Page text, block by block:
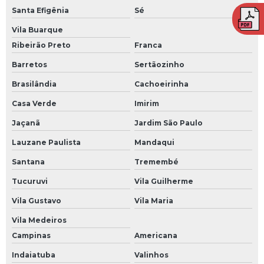
Treinamento de brigada em sorocaba
Treinamento nr para empresas
Santa Efigênia Sé
Vila Buarque
Ribeirão Preto
Franca
Barretos Sertãozinho
Brasilândia Cachoeirinha
Casa Verde Imirim
Jaçanã Jardim São Paulo
Lauzane Paulista Mandaqui
Santana Tremembé
Tucuruvi Vila Guilherme
Vila Gustavo Vila Maria
Vila Medeiros
Campinas
Americana
Indaiatuba Valinhos